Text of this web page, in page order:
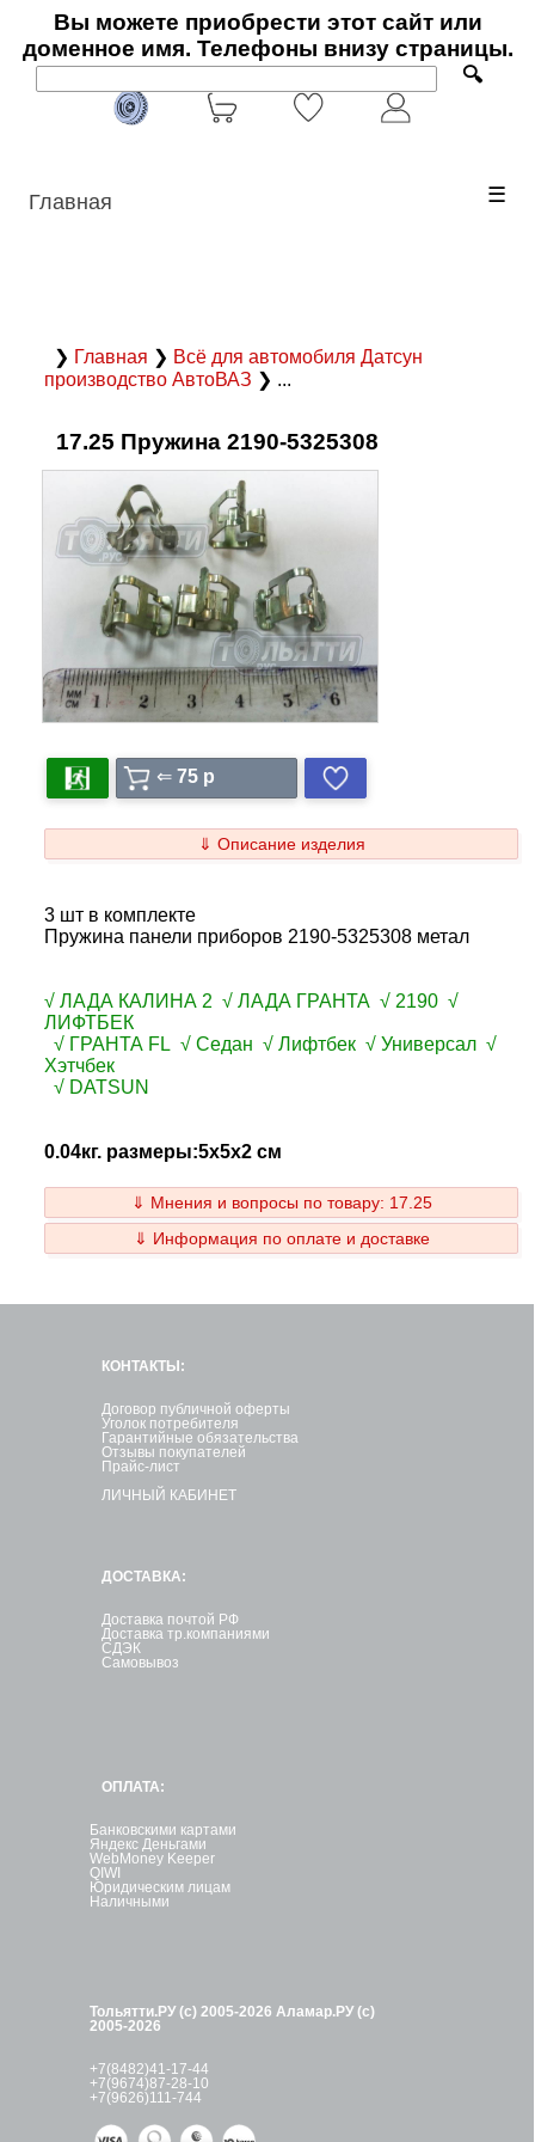
Вы можете приобрести этот сайт или
доменное имя. Телефоны внизу страницы.
🔍
Главная ☰
❯ Главная ❯ Всё для автомобиля Датсун
производство АвтоВАЗ ❯ ...
17.25 Пружина 2190-5325308
⇐ 75 p
⇓ Описание изделия
3 шт в комплекте
Пружина панели приборов 2190-5325308 метал
√ ЛАДА КАЛИНА 2 √ ЛАДА ГРАНТА √ 2190 √
ЛИФТБЕК
√ ГРАНТА FL √ Седан √ Лифтбек √ Универсал √
Хэтчбек
√ DATSUN
0.04кг. размеры:5x5x2 см
⇓ Мнения и вопросы по товару: 17.25
⇓ Информация по оплате и доставке
КОНТАКТЫ:
Договор публичной оферты
Уголок потребителя
Гарантийные обязательства
Отзывы покупателей
Прайс-лист
ЛИЧНЫЙ КАБИНЕТ
ДОСТАВКА:
Доставка почтой РФ
Доставка тр.компаниями
СДЭК
Самовывоз
ОПЛАТА:
Банковскими картами
Яндекс Деньгами
WebMoney Keeper
QIWI
Юридическим лицам
Наличными
Тольятти.РУ (с) 2005-2026 Аламар.РУ (с)
2005-2026
+7(8482)41-17-44
+7(9674)87-28-10
+7(9626)111-744